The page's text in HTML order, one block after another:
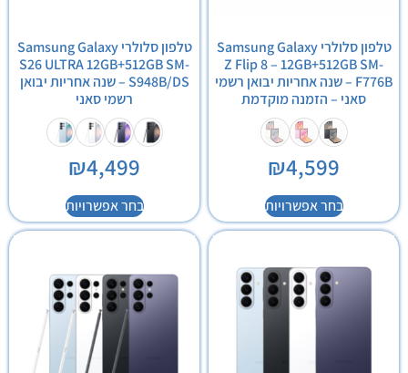
טלפון סלולרי Samsung Galaxy
Z Flip 8 – 12GB+512GB SM-
F776B – שנה אחריות יבואן רשמי
סאני – הזמנה מוקדמת
₪4,599
בחר אפשרויות
טלפון סלולרי Samsung Galaxy
S26 ULTRA 12GB+512GB SM-
S948B/DS – שנה אחריות יבואן
רשמי סאני
₪4,499
בחר אפשרויות